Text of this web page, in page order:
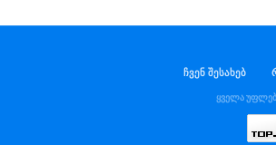
ჩვენ შესახებ
ყველა